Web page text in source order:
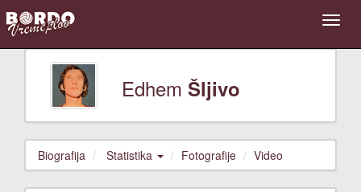
Edhem Šljivo
Biografija Statistika Fotografije Video